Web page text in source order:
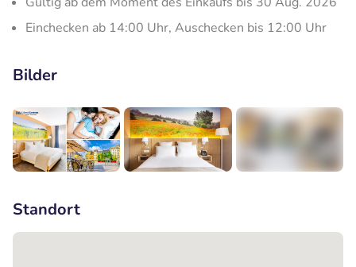
Einchecken ab 14:00 Uhr, Auschecken bis 12:00 Uhr
Bilder
Standort